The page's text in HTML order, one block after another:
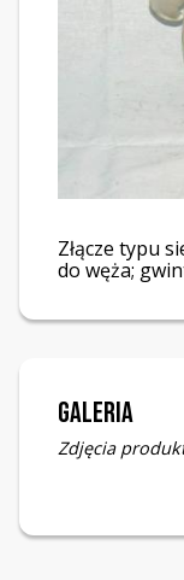
Złącze typu
do węża;
Galeria
Zdjęcia